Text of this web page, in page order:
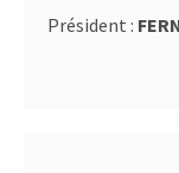
Président :